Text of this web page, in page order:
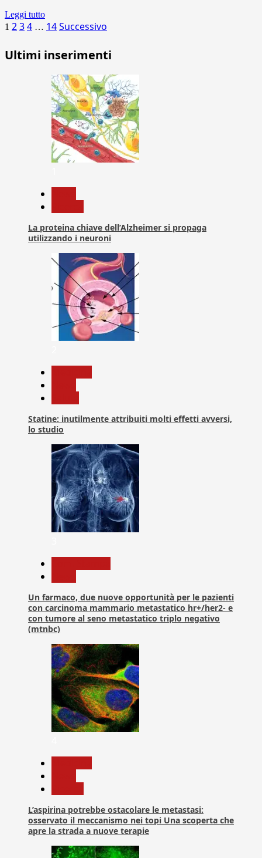
Leggi tutto
Paginazione
degli
articoli
1 234 … 14Successivo
Ultimi inserimenti
La proteina chiave dell’Alzheimer si propaga
utilizzando i neuroni
Statine: inutilmente attribuiti molti effetti avversi,
lo studio
Un farmaco, due nuove opportunità per le pazienti
con carcinoma mammario metastatico hr+/her2- e
con tumore al seno metastatico triplo negativo
(mtnbc)
L’aspirina potrebbe ostacolare le metastasi:
osservato il meccanismo nei topi Una scoperta che
apre la strada a nuove terapie